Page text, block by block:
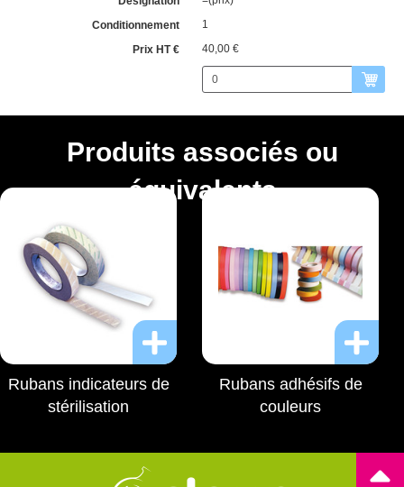
1
40,00 €
Produits associés ou
équivalents
Rubans indicateurs de
stérilisation
Rubans adhésifs de
couleurs